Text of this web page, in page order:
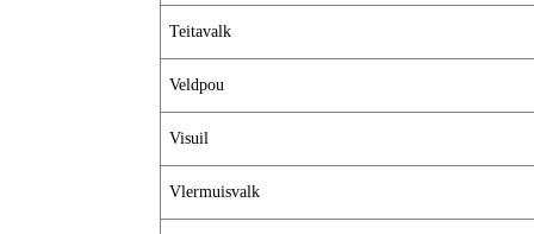
Teitavalk
Veldpou
Visuil
Vlermuisvalk